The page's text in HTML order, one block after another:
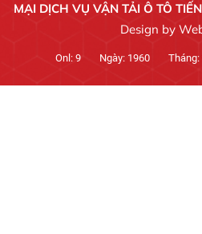
MẠI DỊCH VỤ VẬN TẢI Ô TÔ
Design by
Onl: 9 Ngày: 1960 Tháng: